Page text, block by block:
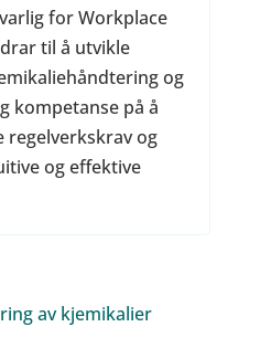
for Workplace
til å utvikle
og
kompetanse på å
regelverkskrav og
og effektive
av kjemikalier